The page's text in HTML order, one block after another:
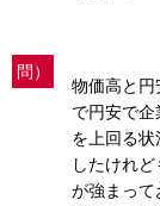
問）
物価高と円
で円安で
を上回る
したけれ
が強まって